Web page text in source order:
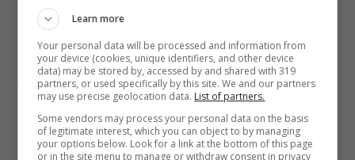
Mostra Informazioni
PlanetWin365
Learn more
Your personal data will be processed and information from
your device (cookies, unique identifiers, and other device
data) may be stored by, accessed by and shared with 319
partners, or used specifically by this site. We and our partners
may use precise geolocation data. List of partners.
Some vendors may process your personal data on the basis
of legitimate interest, which you can object to by managing
your options below. Look for a link at the bottom of this page
or in the site menu to manage or withdraw consent in privacy